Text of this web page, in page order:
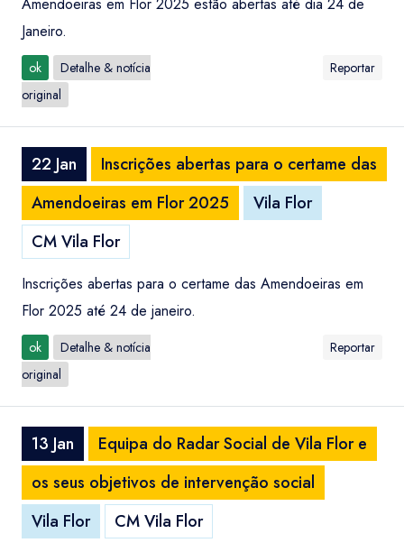
Janeiro.
ok
Detalhe & notícia
original
Reportar
22 Jan
Inscrições abertas para o certame das
Amendoeiras em Flor 2025
Vila Flor
CM Vila Flor
Inscrições abertas para o certame das Amendoeiras em
Flor 2025 até 24 de janeiro.
ok
Detalhe & notícia
original
Reportar
13 Jan
Equipa do Radar Social de Vila Flor e
os seus objetivos de intervenção social
Vila Flor
CM Vila Flor